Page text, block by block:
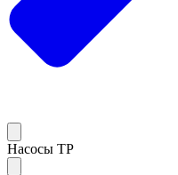
Насосы TP